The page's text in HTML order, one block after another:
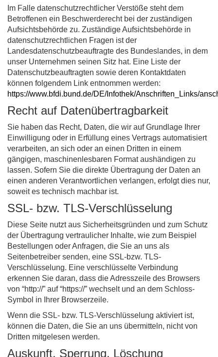
Im Falle datenschutzrechtlicher Verstöße steht dem
Betroffenen ein Beschwerderecht bei der zuständigen
Aufsichtsbehörde zu. Zuständige Aufsichtsbehörde in
datenschutzrechtlichen Fragen ist der
Landesdatenschutzbeauftragte des Bundeslandes, in dem
unser Unternehmen seinen Sitz hat. Eine Liste der
Datenschutzbeauftragten sowie deren Kontaktdaten
können folgendem Link entnommen werden:
https://www.bfdi.bund.de/DE/Infothek/Anschriften_Links/
Recht auf Datenübertragbarkeit
Sie haben das Recht, Daten, die wir auf Grundlage Ihrer
Einwilligung oder in Erfüllung eines Vertrags automatisiert
verarbeiten, an sich oder an einen Dritten in einem
gängigen, maschinenlesbaren Format aushändigen zu
lassen. Sofern Sie die direkte Übertragung der Daten an
einen anderen Verantwortlichen verlangen, erfolgt dies nur,
soweit es technisch machbar ist.
SSL- bzw. TLS-Verschlüsselung
Diese Seite nutzt aus Sicherheitsgründen und zum Schutz
der Übertragung vertraulicher Inhalte, wie zum Beispiel
Bestellungen oder Anfragen, die Sie an uns als
Seitenbetreiber senden, eine SSL-bzw. TLS-
Verschlüsselung. Eine verschlüsselte Verbindung
erkennen Sie daran, dass die Adresszeile des Browsers
von “http://” auf “https://” wechselt und an dem Schloss-
Symbol in Ihrer Browserzeile.
Wenn die SSL- bzw. TLS-Verschlüsselung aktiviert ist,
können die Daten, die Sie an uns übermitteln, nicht von
Dritten mitgelesen werden.
Auskunft, Sperrung, Löschung